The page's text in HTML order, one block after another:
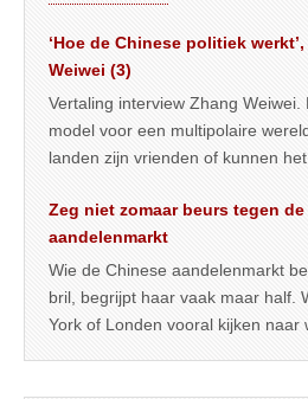
‘Hoe de Chinese politiek
Weiwei (3)
Vertaling interview Zhang Weiwei.
model voor een multipolaire
landen zijn vrienden of kunnen het
Zeg niet zomaar beurs tegen
aandelenmarkt
Wie de Chinese aandelenmarkt
bril, begrijpt haar vaak maar half.
York of Londen vooral kijken naar